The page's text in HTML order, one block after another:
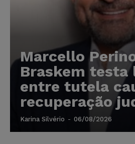
Marcello
Braskem testa
entre tutela
recuperação
Karina Silvério - 06/08/2026